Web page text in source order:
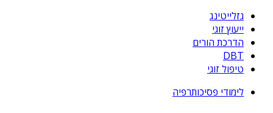
גזלייטינג
ייעוץ זוגי
הדרכת הורים
DBT
טיפול זוגי
לימודי פסיכותרפיה